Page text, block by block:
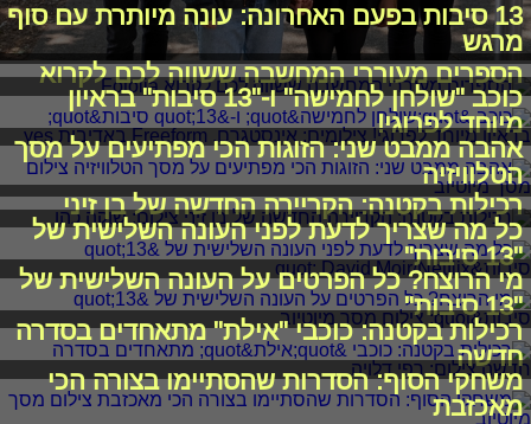
13 סיבות בפעם האחרונה: עונה מיותרת עם סוף
מרגש
הספרים מעוררי המחשבה ששווה לכם לקרוא
כוכב "שולחן לחמישה" ו-"13 סיבות" בראיון
מיוחד לפרוגי!
אהבה ממבט שני: הזוגות הכי מפתיעים על מסך
הטלוויזיה
רכילות בקטנה: הקריירה החדשה של בן זיני
כל מה שצריך לדעת לפני העונה השלישית של
"13 סיבות"
מי הרוצח? כל הפרטים על העונה השלישית של
"13 סיבות"
רכילות בקטנה: כוכבי "אילת" מתאחדים בסדרה
חדשה
משחקי הסוף: הסדרות שהסתיימו בצורה הכי
מאכזבת